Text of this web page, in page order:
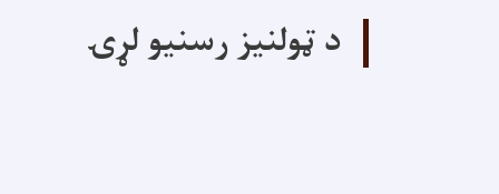
د ټولنیز رسنیو لړۍ